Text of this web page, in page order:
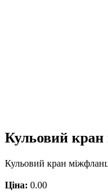
Кульовий
Кульовий кран
Ціна: 0.00